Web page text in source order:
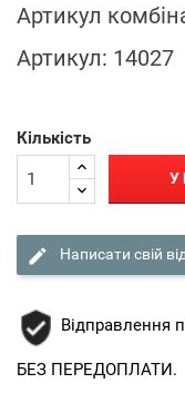
Артикул
Артикул: 14027
Кількість
У
Написати свій
Відправлення
БЕЗ ПЕРЕДОПЛАТИ.